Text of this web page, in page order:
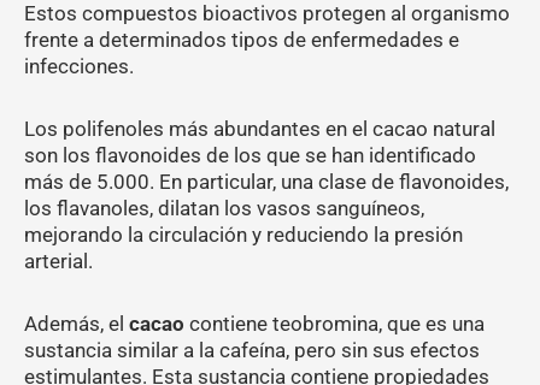
Estos compuestos bioactivos protegen al organismo
frente a determinados tipos de enfermedades e
infecciones.
Los polifenoles más abundantes en el cacao natural
son los flavonoides de los que se han identificado
más de 5.000. En particular, una clase de flavonoides,
los flavanoles, dilatan los vasos sanguíneos,
mejorando la circulación y reduciendo la presión
arterial.
Además, el cacao contiene teobromina, que es una
sustancia similar a la cafeína, pero sin sus efectos
estimulantes. Esta sustancia contiene propiedades